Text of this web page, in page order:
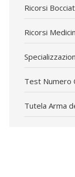
Ricorsi
Ricorsi
Test Numero
Tutela Arma